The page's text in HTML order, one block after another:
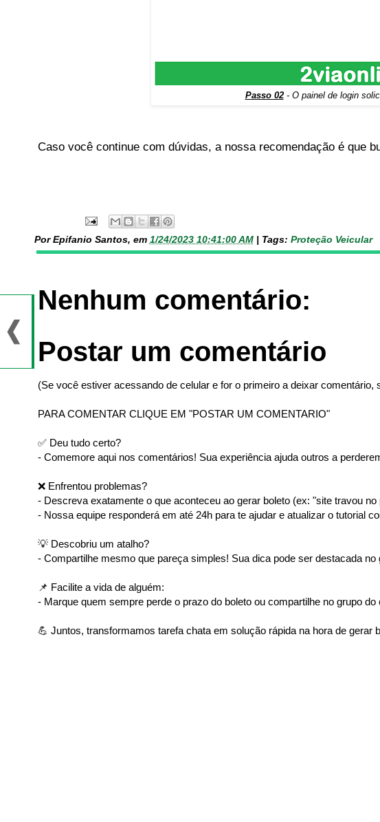
Passo 02- O painel de login
Caso você continue com dúvidas, a nossa recomendação é que
Por Epifanio Santos, em 1/24/2023 10:41:00 AM Tags: Proteção Veicular
Nenhum comentário:
Postar um comentário
(Se você estiver acessando de celular e for o primeiro a deixar
PARA COMENTAR CLIQUE EM "POSTAR UM COMENTARIO"
✅ Deu tudo certo?
- Comemore aqui nos comentários! Sua experiência ajuda outros a
❌ Enfrentou problemas?
- Descreva exatamente o que aconteceu ao gerar boleto (ex: "site travou
- Nossa equipe responderá em até 24h para te ajudar e atualizar o tutorial
💡 Descobriu um atalho?
- Compartilhe mesmo que pareça simples! Sua dica pode ser destacada
📌 Facilite a vida de alguém:
- Marque quem sempre perde o prazo do boleto ou compartilhe no grupo
💪 Juntos, transformamos tarefa chata em solução rápida na hora de gerar